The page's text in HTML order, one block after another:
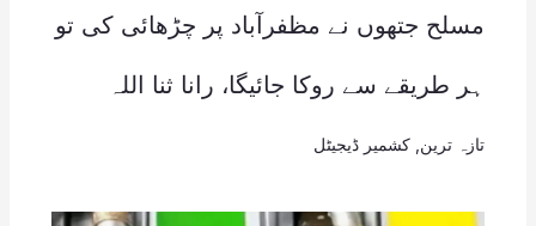
مسلح جتھوں نے مظفرآباد پر چڑھائی کی تو
ہر طریقے سے روکا جائیگا، رانا ثنا اللہ
تازہ ترین کشمیر ڈیجیٹل